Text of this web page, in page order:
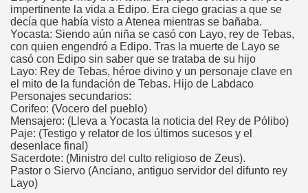
impertinente la vida a Edipo. Era ciego gracias a que se
decía que había visto a Atenea mientras se bañaba.
Yocasta: Siendo aún niña se casó con Layo, rey de Tebas,
con quien engendró a Edipo. Tras la muerte de Layo se
casó con Edipo sin saber que se trataba de su hijo
Layo: Rey de Tebas, héroe divino y un personaje clave en
el mito de la fundación de Tebas. Hijo de Labdaco
Personajes secundarios:
Corifeo: (Vocero del pueblo)
Mensajero: (Lleva a Yocasta la noticia del Rey de Pólibo)
Paje: (Testigo y relator de los últimos sucesos y el
desenlace final)
Sacerdote: (Ministro del culto religioso de Zeus).
Pastor o Siervo (Anciano, antiguo servidor del difunto rey
Layo)